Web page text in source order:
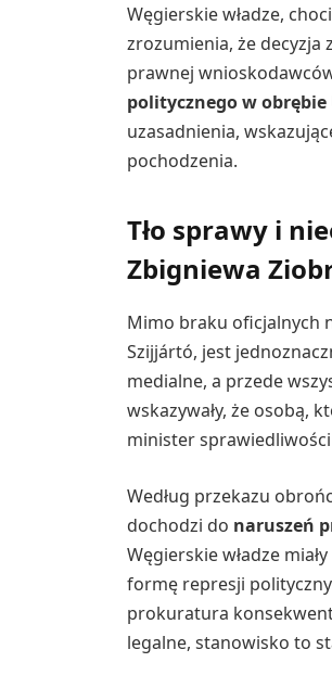
Węgierskie władze,
zrozumienia, że decyzja
prawnej
politycznego w
uzasadnienia,
pochodzenia.
Tło sprawy i
Zbigniewa
Mimo braku oficjalnych
Szijjártó, jest
medialne, a przede
wskazywały, że osobą,
minister
Według przekazu
dochodzi do naruszeń
Węgierskie władze
formę represji
prokuratura
legalne, stanowisko to